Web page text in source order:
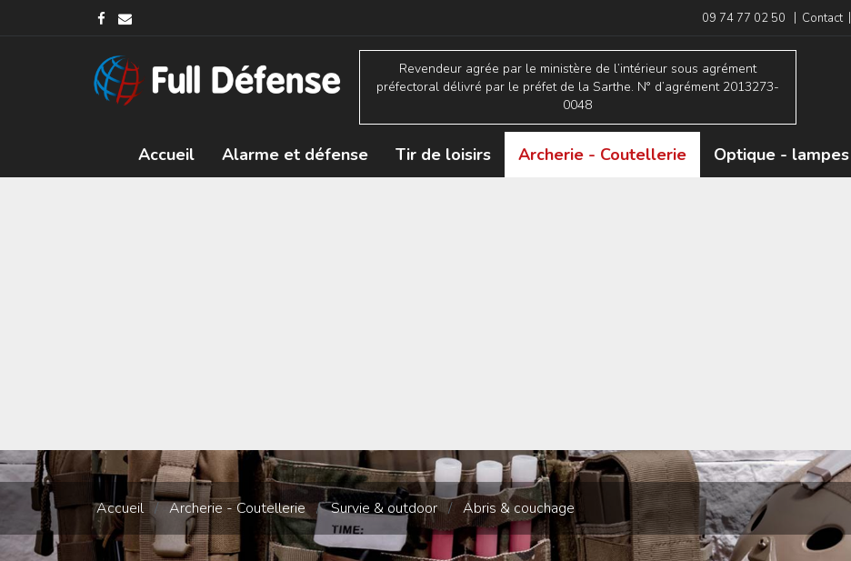
09 74 77 02 50 | Contact |
Revendeur agrée par le ministère de l’intérieur sous agrément
préfectoral délivré par le préfet de la Sarthe. N° d’agrément 2013273-
0048
Accueil Alarme et défense Tir de loisirs Archerie - Coutellerie Optique - lampes
Accueil / Archerie - Coutellerie / Survie & outdoor / Abris & couchage